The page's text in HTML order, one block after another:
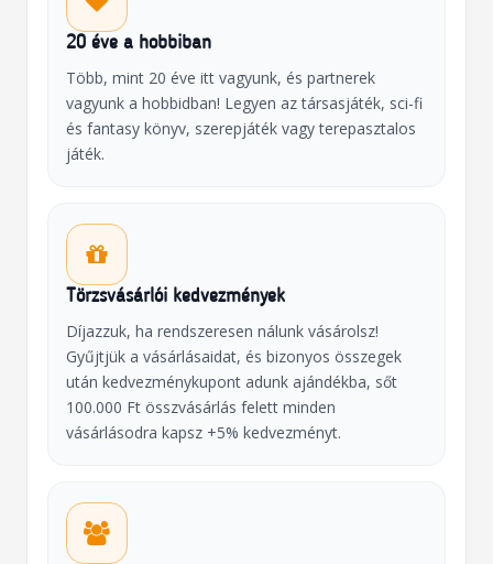
20 éve a hobbiban
Több, mint 20 éve itt vagyunk, és partnerek
vagyunk a hobbidban! Legyen az társasjáték, sci-fi
és fantasy könyv, szerepjáték vagy terepasztalos
játék.
Törzsvásárlói kedvezmények
Díjazzuk, ha rendszeresen nálunk vásárolsz!
Gyűjtjük a vásárlásaidat, és bizonyos összegek
után kedvezménykupont adunk ajándékba, sőt
100.000 Ft összvásárlás felett minden
vásárlásodra kapsz +5% kedvezményt.